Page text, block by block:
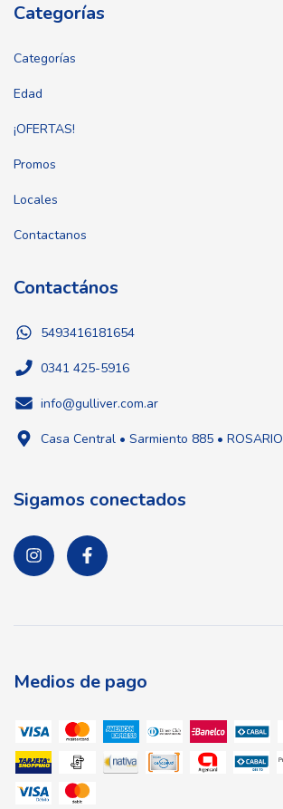
Categorías
Categorías
Edad
¡OFERTAS!
Promos
Locales
Contactanos
Contactános
5493416181654
0341 425-5916
info@gulliver.com.ar
Casa Central • Sarmiento 885 • ROSARIO
Sigamos conectados
Medios de pago